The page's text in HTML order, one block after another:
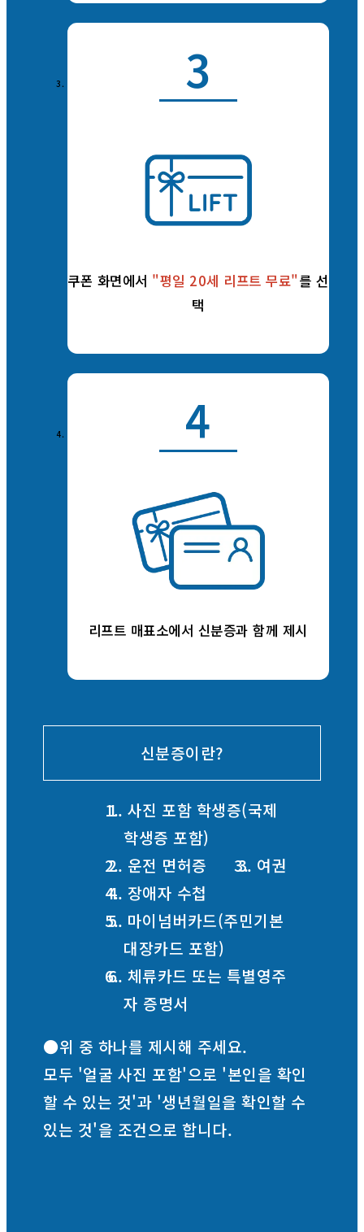
3
쿠폰 화면에서 "평일 20세 리프트 무료"를 선
택
4
리프트 매표소에서 신분증과 함께 제시
신분증이란?
1. 사진 포함 학생증(국제
학생증 포함)
2. 운전 면허증
3. 여권
4. 장애자 수첩
5. 마이넘버카드(주민기본
대장카드 포함)
6. 체류카드 또는 특별영주
자 증명서
●위 중 하나를 제시해 주세요.
모두 '얼굴 사진 포함'으로 '본인을 확인
할 수 있는 것'과 '생년월일을 확인할 수
있는 것'을 조건으로 합니다.